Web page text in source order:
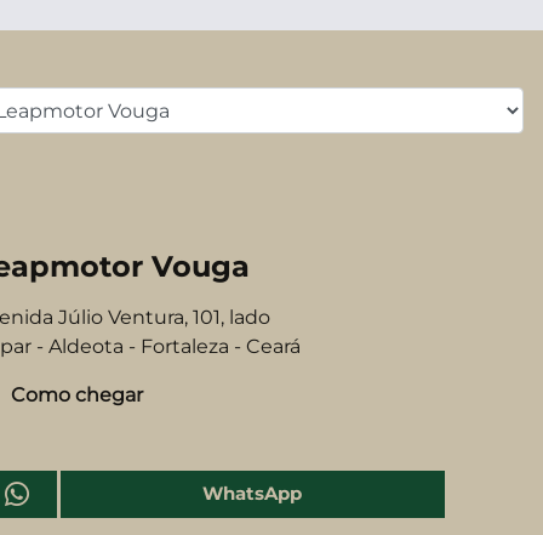
Vouga
Júlio Ventura, 101, lado
- Aldeota - Fortaleza - Ceará
Como chegar